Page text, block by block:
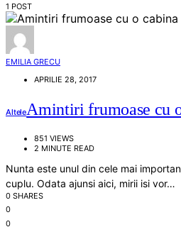
1 POST
EMILIA GRECU
APRILIE 28, 2017
AlteleAmintiri frumoase cu
851 VIEWS
2 MINUTE READ
Nunta este unul din cele mai
cuplu. Odata ajunsi aici, mirii isi vor…
0 SHARES
0
0